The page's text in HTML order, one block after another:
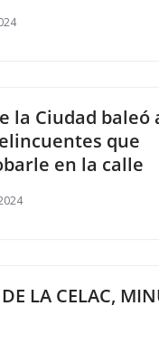
la Ciudad baleó
que
en la calle
LA CELAC,